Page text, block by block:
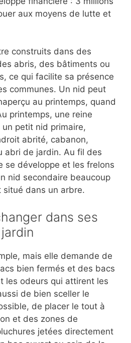
aux moyens de lutte et
construits dans des
abris, des bâtiments ou
ce qui facilite sa présence
communes. Un nid peut
au printemps, quand
printemps, une reine
petit nid primaire,
abrité, cabanon,
abri de jardin. Au fil des
se développe et les frelons
nid secondaire beaucoup
situé dans un arbre.
dans ses
mais elle demande de
bien fermés et des bacs
les odeurs qui attirent les
de bien sceller le
de placer le tout à
et des zones de
jetées directement